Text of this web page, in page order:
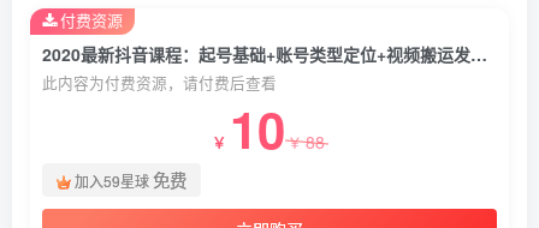
2020最新抖音课程：起号基础+账号类型定位+视频搬运发送处理
此内容为付费资源，请付费后查看
￥ 10￥88
加入59星球免费
付费资源